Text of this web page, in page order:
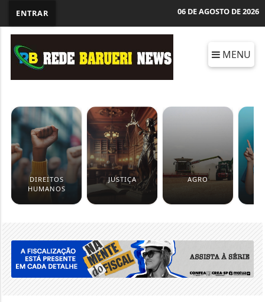
ENTRAR 06 DE AGOSTO DE 2026
MENU
DIREITOS
HUMANOS
JUSTIÇA AGRO